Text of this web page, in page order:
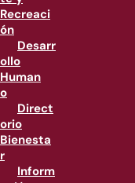
Recreaci
ón
Desarr
ollo
Human
o
Direct
orio
Bienesta
r
Inform